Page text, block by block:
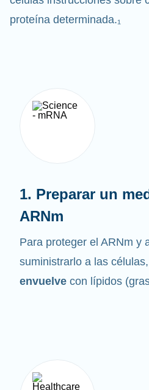
células instrucciones sobre
proteína determinada.₁
1. Preparar un
ARNm
Para proteger el ARNm y
suministrarlo a las
envuelve con lípidos